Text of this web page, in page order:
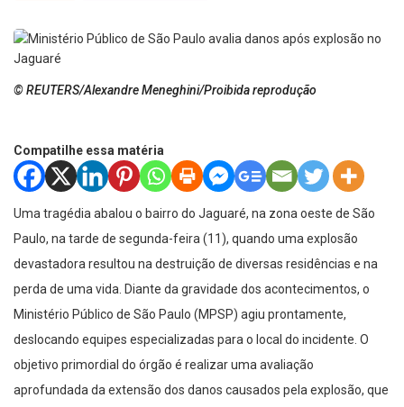
© REUTERS/Alexandre Meneghini/Proibida reprodução
Compatilhe essa matéria
Uma tragédia abalou o bairro do Jaguaré, na zona oeste de São
Paulo, na tarde de segunda-feira (11), quando uma explosão
devastadora resultou na destruição de diversas residências e na
perda de uma vida. Diante da gravidade dos acontecimentos, o
Ministério Público de São Paulo (MPSP) agiu prontamente,
deslocando equipes especializadas para o local do incidente. O
objetivo primordial do órgão é realizar uma avaliação
aprofundada da extensão dos danos causados pela explosão, que